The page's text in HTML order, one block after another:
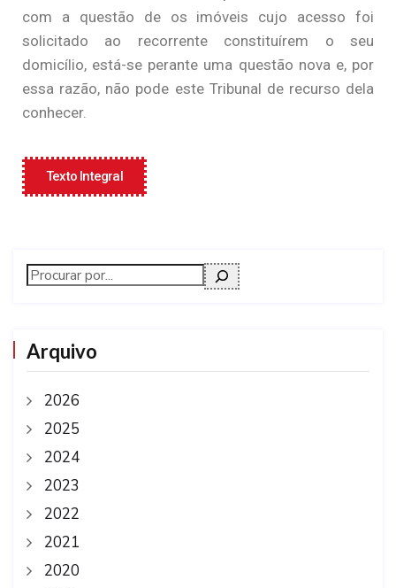
com a questão de os imóveis cujo acesso foi
solicitado ao recorrente constituírem o seu
domicílio, está-se perante uma questão nova e, por
essa razão, não pode este Tribunal de recurso dela
conhecer.
Texto Integral
Arquivo
2026
2025
2024
2023
2022
2021
2020